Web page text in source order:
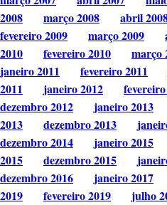
2008
março 2008 abril
fevereiro 2009
março 2009
2010
fevereiro 2010 março
janeiro 2011
fevereiro 2011
2011
janeiro 2012
dezembro 2012
janeiro 2013
2013
dezembro 2013
dezembro 2014
janeiro 2015
2015
dezembro 2015
dezembro 2016
janeiro 2017
2019
fevereiro 2019 julho